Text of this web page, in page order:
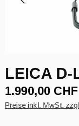
LEICA D-
1.990,00 CHF
Preise inkl. MwSt.